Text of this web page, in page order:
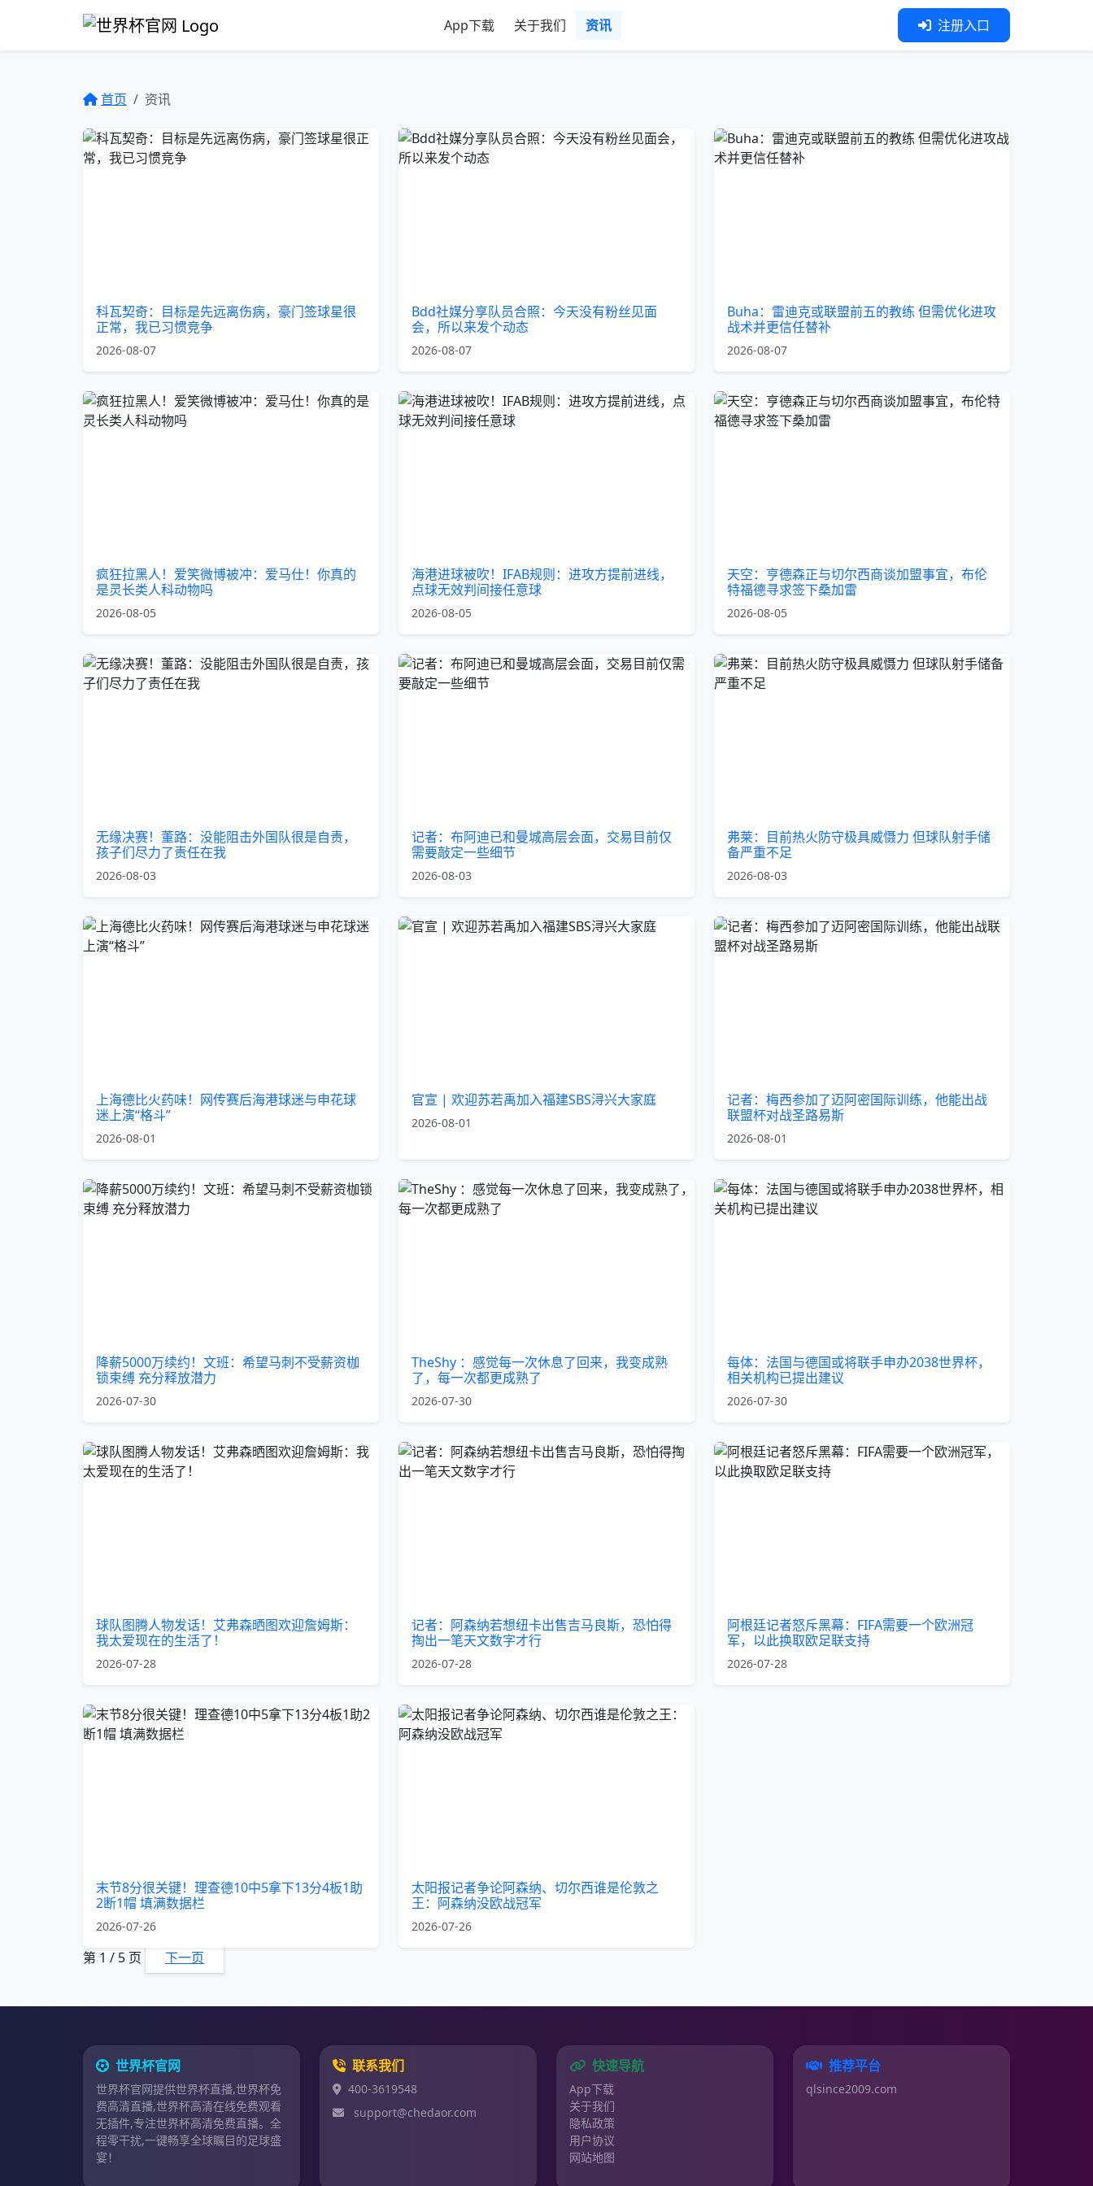
App下载 关于我们 资讯 注册入口
首页 资讯
科瓦契奇：目标是先远离伤病，豪门签球星很
正常，我已习惯竞争
2026-08-07
Bdd社媒分享队员合照：今天没有粉丝见面
会，所以来发个动态
2026-08-07
Buha：雷迪克或联盟前五的教练 但需优化进攻
战术并更信任替补
2026-08-07
疯狂拉黑人！爱笑微博被冲：爱马仕！你真的
是灵长类人科动物吗
2026-08-05
海港进球被吹！IFAB规则：进攻方提前进线，
点球无效判间接任意球
2026-08-05
天空：亨德森正与切尔西商谈加盟事宜，布伦
特福德寻求签下桑加雷
2026-08-05
无缘决赛！董路：没能阻击外国队很是自责，
孩子们尽力了责任在我
2026-08-03
记者：布阿迪已和曼城高层会面，交易目前仅
需要敲定一些细节
2026-08-03
弗莱：目前热火防守极具威慑力 但球队射手储
备严重不足
2026-08-03
上海德比火药味！网传赛后海港球迷与申花球
迷上演“格斗”
2026-08-01
官宣 | 欢迎苏若禹加入福建SBS浔兴大家庭
2026-08-01
记者：梅西参加了迈阿密国际训练，他能出战
联盟杯对战圣路易斯
2026-08-01
降薪5000万续约！文班：希望马刺不受薪资枷
锁束缚 充分释放潜力
2026-07-30
TheShy ：感觉每一次休息了回来，我变成熟
了，每一次都更成熟了
2026-07-30
每体：法国与德国或将联手申办2038世界杯，
相关机构已提出建议
2026-07-30
球队图腾人物发话！艾弗森晒图欢迎詹姆斯：
我太爱现在的生活了！
2026-07-28
记者：阿森纳若想纽卡出售吉马良斯，恐怕得
掏出一笔天文数字才行
2026-07-28
阿根廷记者怒斥黑幕：FIFA需要一个欧洲冠
军，以此换取欧足联支持
2026-07-28
末节8分很关键！理查德10中5拿下13分4板1助
2断1帽 填满数据栏
2026-07-26
太阳报记者争论阿森纳、切尔西谁是伦敦之
王：阿森纳没欧战冠军
2026-07-26
第 1 / 5 页 下一页
世界杯官网
世界杯官网提供世界杯直播,世界杯免
费高清直播,世界杯高清在线免费观看
无插件,专注世界杯高清免费直播。全
程零干扰,一键畅享全球瞩目的足球盛
宴！
联系我们
400-3619548
support@chedaor.com
快速导航
App下载
关于我们
隐私政策
用户协议
网站地图
推荐平台
qlsince2009.com